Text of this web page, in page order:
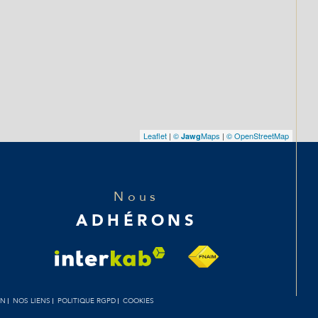
Leaflet | © JawgMaps | © OpenStreetMap
Nous
ADHÉRONS
NOS LIENS POLITIQUE RGPD COOKIES